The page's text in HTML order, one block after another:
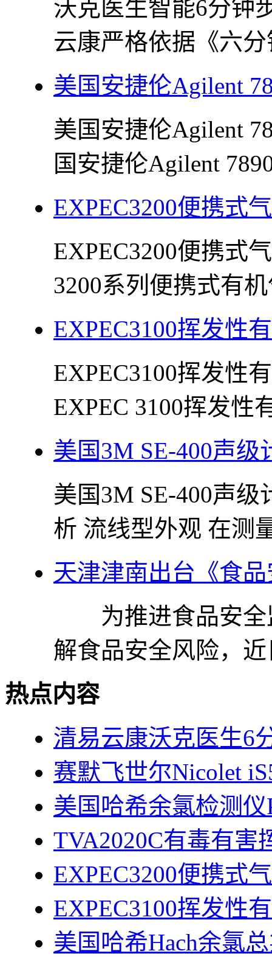
沃克医生智能6分钟
云康严格依据《六
美国安捷伦Agilent
美国安捷伦Agilent
国安捷伦Agilent
EXPEC3200便携式
EXPEC3200便携式
3200系列便携式有
EXPEC3100挥发性
EXPEC3100挥发性
EXPEC 3100挥发性
美国3M SE-400声级
美国3M SE-400声
析 流线型外观 在测
天津津南出台《食
为推进食品安全
解食品安全风险，
热点内容
清易云康沃克医生6
赛默飞世尔Nicolet
美国哈希余氯检测
TVA2020C有毒有害
EXPEC3200便携式
EXPEC3100挥发性
美国哈希Hach余氯